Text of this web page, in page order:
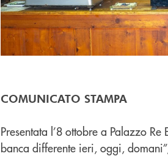
COMUNICATO STAMPA
Presentata l’8 ottobre a Palazzo
banca differente ieri, oggi,